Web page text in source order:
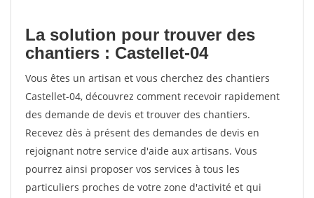
La solution pour trouver des
chantiers : Castellet-04
Vous êtes un artisan et vous cherchez des chantiers
Castellet-04, découvrez comment recevoir rapidement
des demande de devis et trouver des chantiers.
Recevez dès à présent des demandes de devis en
rejoignant notre service d'aide aux artisans. Vous
pourrez ainsi proposer vos services à tous les
particuliers proches de votre zone d'activité et qui